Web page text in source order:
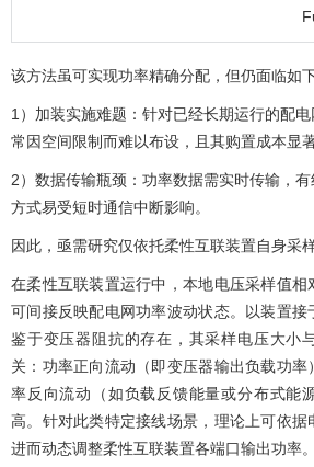
该方法虽可实现功率精确分配，但仍面临如
1）加装实施难题：针对已经长期运行的配
常因空间限制而难以布设，且其购置成本显
2）数据传输瓶颈：功率数据需实时传输，
方式易受短时通信中断影响。
因此，亟需研究仅依托柔性互联装置自身采
在柔性互联装置运行中，本地电压采样值
可间接反映配电网功率波动状态。以装置接
鉴于变压器阻抗的存在，其采样电压大小
关：功率正向流动（即变压器输出负载功率
率反向流动（如负载反馈能量或分布式能
高。针对此类特定接线场景，理论上可依据
进而动态调整柔性互联装置各端口输出功率。